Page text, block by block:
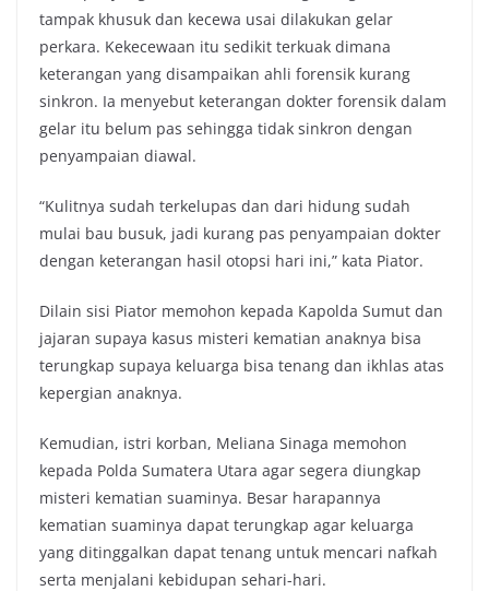
tampak khusuk dan kecewa usai dilakukan gelar
perkara. Kekecewaan itu sedikit terkuak dimana
keterangan yang disampaikan ahli forensik kurang
sinkron. Ia menyebut keterangan dokter forensik dalam
gelar itu belum pas sehingga tidak sinkron dengan
penyampaian diawal.
“Kulitnya sudah terkelupas dan dari hidung sudah
mulai bau busuk, jadi kurang pas penyampaian dokter
dengan keterangan hasil otopsi hari ini,” kata Piator.
Dilain sisi Piator memohon kepada Kapolda Sumut dan
jajaran supaya kasus misteri kematian anaknya bisa
terungkap supaya keluarga bisa tenang dan ikhlas atas
kepergian anaknya.
Kemudian, istri korban, Meliana Sinaga memohon
kepada Polda Sumatera Utara agar segera diungkap
misteri kematian suaminya. Besar harapannya
kematian suaminya dapat terungkap agar keluarga
yang ditinggalkan dapat tenang untuk mencari nafkah
serta menjalani kebidupan sehari-hari.